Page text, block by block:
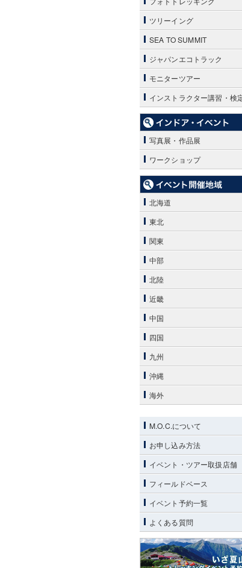
ツリーイング
SEA TO SUMMIT
ジャパンエコトラック
モニターツアー
インストラクター講習・検
写真展・作品展
ワークショップ
北海道
東北
関東
中部
北陸
近畿
中国
四国
九州
沖縄
海外
M.O.C.について
お申し込み方法
イベント・ツアー取扱店舗
フィールドベース
イベント予約一覧
よくある質問